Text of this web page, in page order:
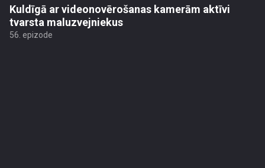
Kuldīgā ar videonovērošanas kamerām aktīvi
tvarsta maluzvejniekus
56. epizode